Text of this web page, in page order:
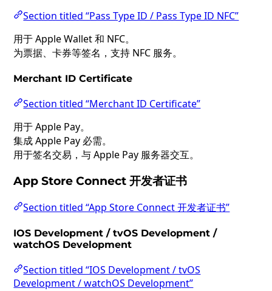
Section titled “Pass Type ID / Pass Type ID NFC”
用于 Apple Wallet 和 NFC。
为票据、卡券等签名，支持 NFC 服务。
Merchant ID Certificate
Section titled “Merchant ID Certificate”
用于 Apple Pay。
集成 Apple Pay 必需。
用于签名交易，与 Apple Pay 服务器交互。
App Store Connect 开发者证书
Section titled “App Store Connect 开发者证书”
IOS Development / tvOS Development /
watchOS Development
Section titled “IOS Development / tvOS
Development / watchOS Development”